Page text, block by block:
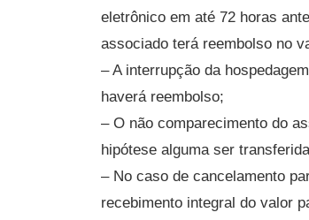
eletrônico em até 72 horas
associado terá reembolso no
– A interrupção da
haverá reembolso;
– O não comparecimento do
hipótese alguma ser
– No caso de cancelamento
recebimento integral do valor